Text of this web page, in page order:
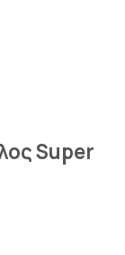
Super